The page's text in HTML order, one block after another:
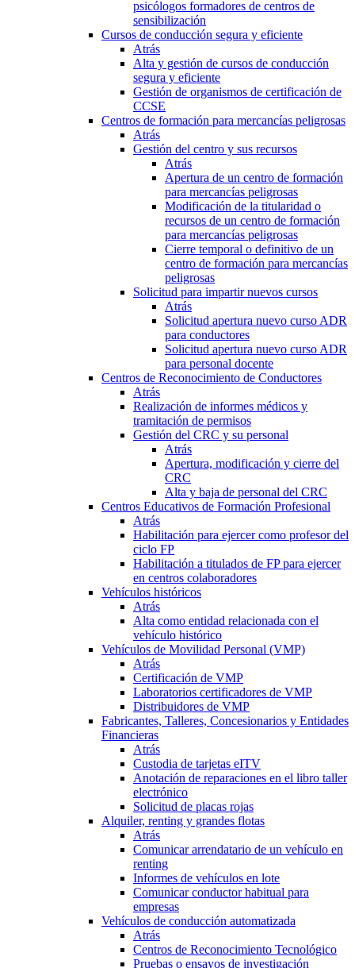
psicólogos formadores de centros de
sensibilización
Cursos de conducción segura y eficiente
Atrás
Alta y gestión de cursos de conducción
segura y eficiente
Gestión de organismos de certificación de
CCSE
Centros de formación para mercancías peligrosas
Atrás
Gestión del centro y sus recursos
Atrás
Apertura de un centro de formación
para mercancías peligrosas
Modificación de la titularidad o
recursos de un centro de formación
para mercancías peligrosas
Cierre temporal o definitivo de un
centro de formación para mercancías
peligrosas
Solicitud para impartir nuevos cursos
Atrás
Solicitud apertura nuevo curso ADR
para conductores
Solicitud apertura nuevo curso ADR
para personal docente
Centros de Reconocimiento de Conductores
Atrás
Realización de informes médicos y
tramitación de permisos
Gestión del CRC y su personal
Atrás
Apertura, modificación y cierre del
CRC
Alta y baja de personal del CRC
Centros Educativos de Formación Profesional
Atrás
Habilitación para ejercer como profesor del
ciclo FP
Habilitación a titulados de FP para ejercer
en centros colaboradores
Vehículos históricos
Atrás
Alta como entidad relacionada con el
vehículo histórico
Vehículos de Movilidad Personal (VMP)
Atrás
Certificación de VMP
Laboratorios certificadores de VMP
Distribuidores de VMP
Fabricantes, Talleres, Concesionarios y Entidades
Financieras
Atrás
Custodia de tarjetas eITV
Anotación de reparaciones en el libro taller
electrónico
Solicitud de placas rojas
Alquiler, renting y grandes flotas
Atrás
Comunicar arrendatario de un vehículo en
renting
Informes de vehículos en lote
Comunicar conductor habitual para
empresas
Vehículos de conducción automatizada
Atrás
Centros de Reconocimiento Tecnológico
Pruebas o ensayos de investigación